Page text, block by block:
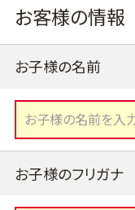
お客様の情報
お子様の名前
お子様のフリガナ